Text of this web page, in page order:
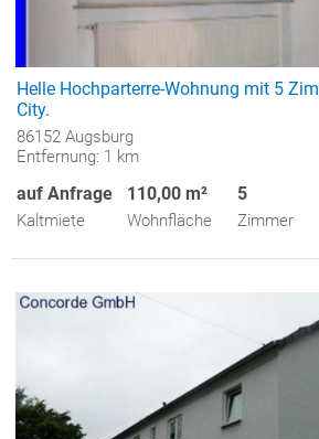
Helle Hochparterre-Wohnung mit 5
City.
86152 Augsburg
Entfernung: 1 km
auf Anfrage
Kaltmiete
110,00 m²
Wohnfläche
5
Zimmer